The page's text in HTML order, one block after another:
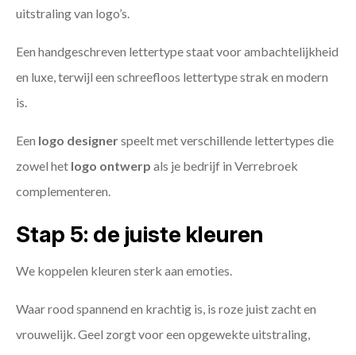
uitstraling van logo’s.
Een handgeschreven lettertype staat voor ambachtelijkheid
en luxe, terwijl een schreefloos lettertype strak en modern
is.
Een logo designerspeelt met verschillende lettertypes die
zowel het logo ontwerp als je bedrijf in Verrebroek
complementeren.
Stap 5: de juiste kleuren
We koppelen kleuren sterk aan emoties.
Waar rood spannend en krachtig is, is roze juist zacht en
vrouwelijk. Geel zorgt voor een opgewekte uitstraling,